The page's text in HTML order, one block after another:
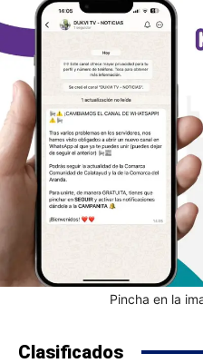
Pincha en la
Clasificados